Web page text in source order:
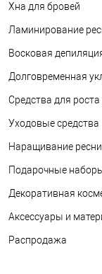
Хна для бровей
Ламинирование
Восковая
Долговременная
Средства для
Уходовые средства
Наращивание
Подарочные
Декоративная
Аксессуары и
Распродажа